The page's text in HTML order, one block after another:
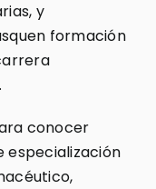
y
formación
conocer
especialización